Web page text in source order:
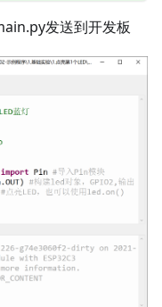
发送到开发板